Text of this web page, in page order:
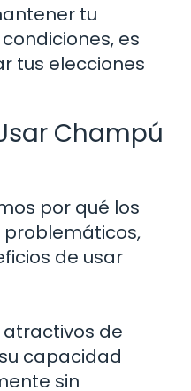
tu
es
tus elecciones
Champú
por qué los
de usar
atractivos de
capacidad
sin